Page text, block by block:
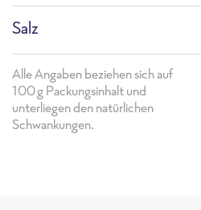
Salz
Alle Angaben beziehen sich auf
100g Packungsinhalt und
unterliegen den natürlichen
Schwankungen.